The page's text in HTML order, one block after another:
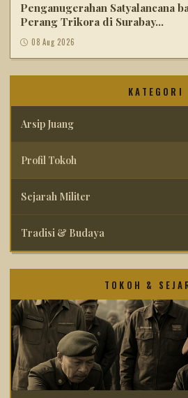
Penganugerahan Satyalancana
Perang Trikora di Surabay...
08 Aug 2026
KATEGORI
Arsip Juang
Profil Tokoh
Sejarah Militer
Tradisi & Budaya
TOKOH &